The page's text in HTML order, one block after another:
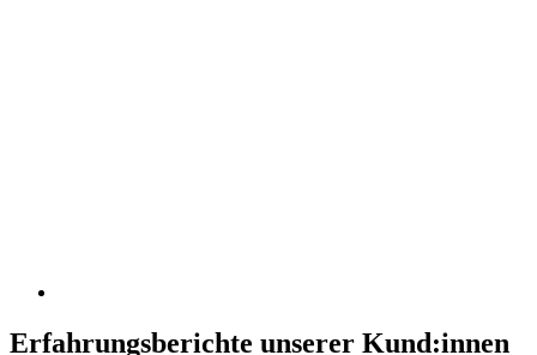
Erfahrungsberichte unserer Kund:innen